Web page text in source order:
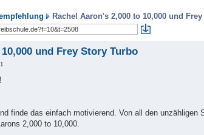
Rachel Aaron's 2,000 to 10,000 und
und Frey Story Turbo
finde das einfach motivierend. Von all den
2,000 to 10,000.